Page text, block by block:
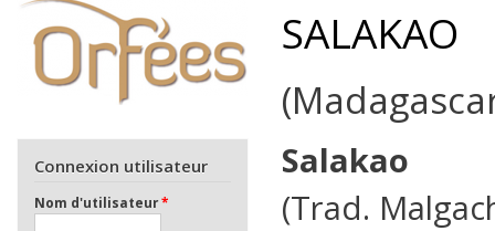
Connexion utilisateur
Nom d'utilisateur*
SALAKAO
Salakao
(Trad.